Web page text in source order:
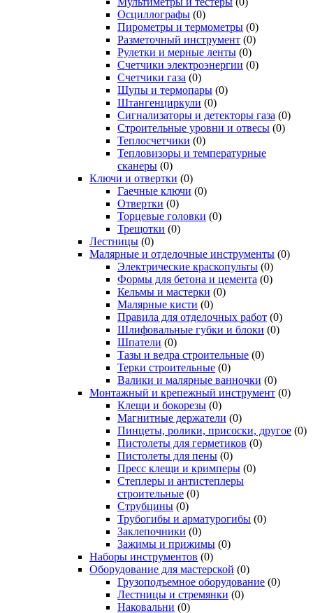
Осциллографы (0)
Пирометры и термометры (0)
Разметочный инструмент (0)
Рулетки и мерные ленты (0)
Счетчики электроэнергии (0)
Счетчики газа (0)
Щупы и термопары (0)
Штангенциркули (0)
Сигнализаторы и детекторы газа (0)
Строительные уровни и отвесы (0)
Теплосчетчики (0)
Тепловизоры и температурные
сканеры (0)
Ключи и отвертки (0)
Гаечные ключи (0)
Отвертки (0)
Торцевые головки (0)
Трещотки (0)
Лестницы (0)
Малярные и отделочные инструменты (0)
Электрические краскопульты (0)
Формы для бетона и цемента (0)
Кельмы и мастерки (0)
Малярные кисти (0)
Правила для отделочных работ (0)
Шлифовальные губки и блоки (0)
Шпатели (0)
Тазы и ведра строительные (0)
Терки строительные (0)
Валики и малярные ванночки (0)
Монтажный и крепежный инструмент (0)
Клещи и бокорезы (0)
Магнитные держатели (0)
Пинцеты, ролики, присоски, другое (0)
Пистолеты для герметиков (0)
Пистолеты для пены (0)
Пресс клещи и кримперы (0)
Степлеры и антистеплеры
строительные (0)
Струбцины (0)
Трубогибы и арматурогибы (0)
Заклепочники (0)
Зажимы и прижимы (0)
Наборы инструментов (0)
Оборудование для мастерской (0)
Грузоподъемное оборудование (0)
Лестницы и стремянки (0)
Наковальни (0)